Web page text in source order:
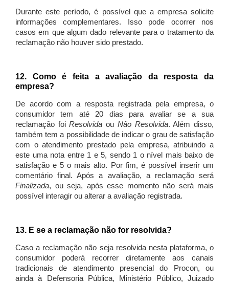
Durante este período, é possível que a empresa solicite
informações complementares. Isso pode ocorrer nos
casos em que algum dado relevante para o tratamento da
reclamação não houver sido prestado.
12. Como é feita a avaliação da resposta da
empresa?
De acordo com a resposta registrada pela empresa, o
consumidor tem até 20 dias para avaliar se a sua
reclamação foiResolvida ou Não Resolvida. Além disso,
também tem a possibilidade de indicar o grau de satisfação
com o atendimento prestado pela empresa, atribuindo a
este uma nota entre 1 e 5, sendo 1 o nível mais baixo de
satisfação e 5 o mais alto. Por fim, é possível inserir um
comentário final. Após a avaliação, a reclamação será
Finalizada, ou seja, após esse momento não será mais
possível interagir ou alterar a avaliação registrada.
13. E se a reclamação não for resolvida?
Caso a reclamação não seja resolvida nesta plataforma, o
consumidor poderá recorrer diretamente aos canais
tradicionais de atendimento presencial do Procon, ou
ainda à Defensoria Pública, Ministério Público, Juizado